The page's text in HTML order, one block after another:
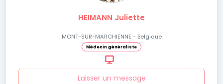
HEIMANN Juliette
MONT-SUR-MARCHIENNE - Belgique
Médecin généraliste
Laisser un message